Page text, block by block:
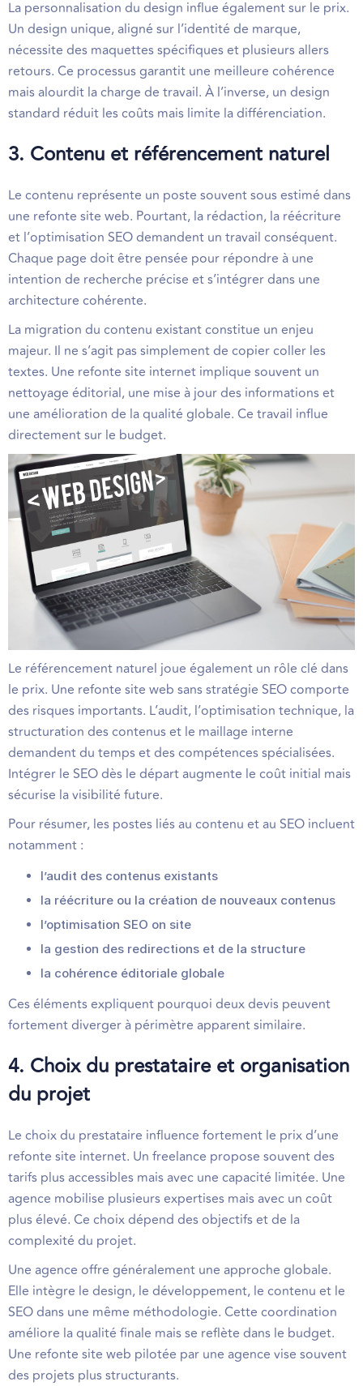
La personnalisation du design influe également sur le prix.
Un design unique, aligné sur l’identité de marque,
nécessite des maquettes spécifiques et plusieurs allers
retours. Ce processus garantit une meilleure cohérence
mais alourdit la charge de travail. À l’inverse, un design
standard réduit les coûts mais limite la différenciation.
3. Contenu et référencement naturel
Le contenu représente un poste souvent sous estimé dans
une refonte site web. Pourtant, la rédaction, la réécriture
et l’optimisation SEO demandent un travail conséquent.
Chaque page doit être pensée pour répondre à une
intention de recherche précise et s’intégrer dans une
architecture cohérente.
La migration du contenu existant constitue un enjeu
majeur. Il ne s’agit pas simplement de copier coller les
textes. Une refonte site internet implique souvent un
nettoyage éditorial, une mise à jour des informations et
une amélioration de la qualité globale. Ce travail influe
directement sur le budget.
Le référencement naturel joue également un rôle clé dans
le prix. Une refonte site web sans stratégie SEO comporte
des risques importants. L’audit, l’optimisation technique, la
structuration des contenus et le maillage interne
demandent du temps et des compétences spécialisées.
Intégrer le SEO dès le départ augmente le coût initial mais
sécurise la visibilité future.
Pour résumer, les postes liés au contenu et au SEO incluent
notamment :
l’audit des contenus existants
la réécriture ou la création de nouveaux contenus
l’optimisation SEO on site
la gestion des redirections et de la structure
la cohérence éditoriale globale
Ces éléments expliquent pourquoi deux devis peuvent
fortement diverger à périmètre apparent similaire.
4. Choix du prestataire et organisation
du projet
Le choix du prestataire influence fortement le prix d’une
refonte site internet. Un freelance propose souvent des
tarifs plus accessibles mais avec une capacité limitée. Une
agence mobilise plusieurs expertises mais avec un coût
plus élevé. Ce choix dépend des objectifs et de la
complexité du projet.
Une agence offre généralement une approche globale.
Elle intègre le design, le développement, le contenu et le
SEO dans une même méthodologie. Cette coordination
améliore la qualité finale mais se reflète dans le budget.
Une refonte site web pilotée par une agence vise souvent
des projets plus structurants.